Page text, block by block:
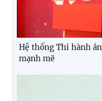
Hệ thống Thi hành
mạnh mẽ